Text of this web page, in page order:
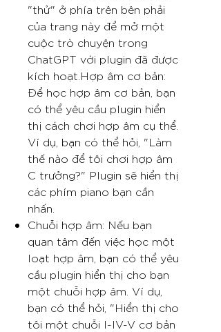
"thử" ở phía trên bên phải
của trang này để mở một
cuộc trò chuyện trong
ChatGPT với plugin đã được
kích hoạt.Hợp âm cơ bản:
Để học hợp âm cơ bản, bạn
có thể yêu cầu plugin hiển
thị cách chơi hợp âm cụ thể.
Ví dụ, bạn có thể hỏi, "Làm
thế nào để tôi chơi hợp âm
C trưởng?" Plugin sẽ hiển thị
các phím piano bạn cần
nhấn.
Chuỗi hợp âm: Nếu bạn
quan tâm đến việc học một
loạt hợp âm, bạn có thể yêu
cầu plugin hiển thị cho bạn
một chuỗi hợp âm. Ví dụ,
bạn có thể hỏi, "Hiển thị cho
tôi một chuỗi I-IV-V cơ bản